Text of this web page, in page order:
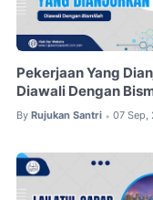
Pekerjaan Yang
Diawali Dengan
By Rujukan Santri • 07 Sep,